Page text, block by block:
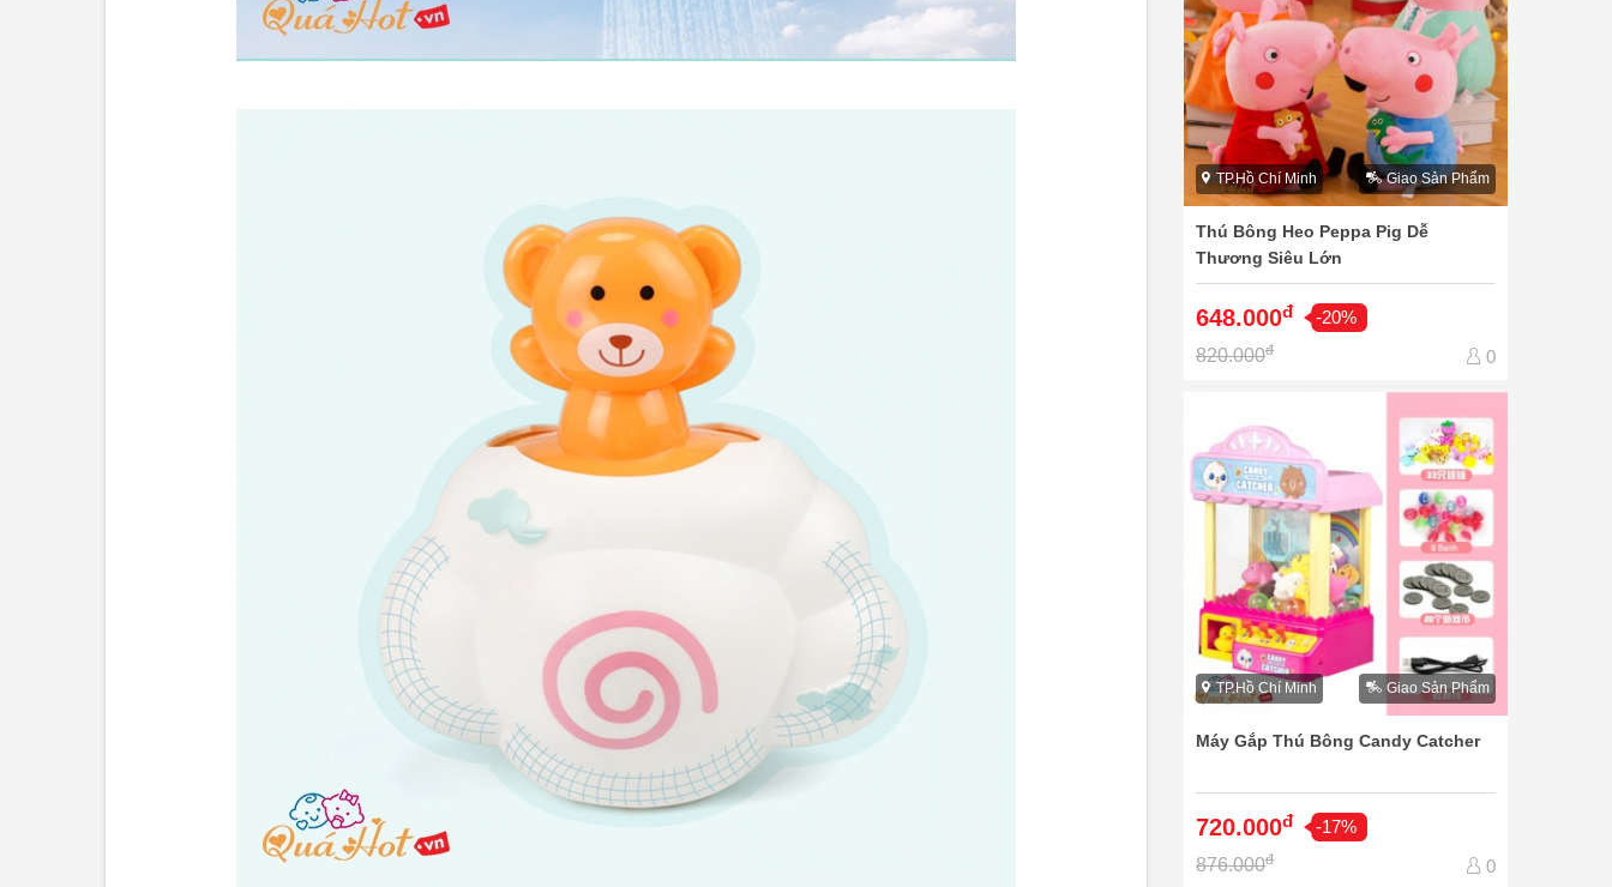
TP.Hồ Chí Minh Giao Sản Phẩm
Thú Bông Heo Peppa Pig Dễ
Thương Siêu Lớn
648.000đ
-20%
820.000đ 0
TP.Hồ Chí Minh Giao Sản Phẩm
Máy Gắp Thú Bông Candy Catcher
720.000đ
-17%
876.000đ 0